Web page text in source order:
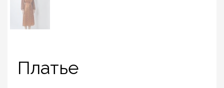
Платье